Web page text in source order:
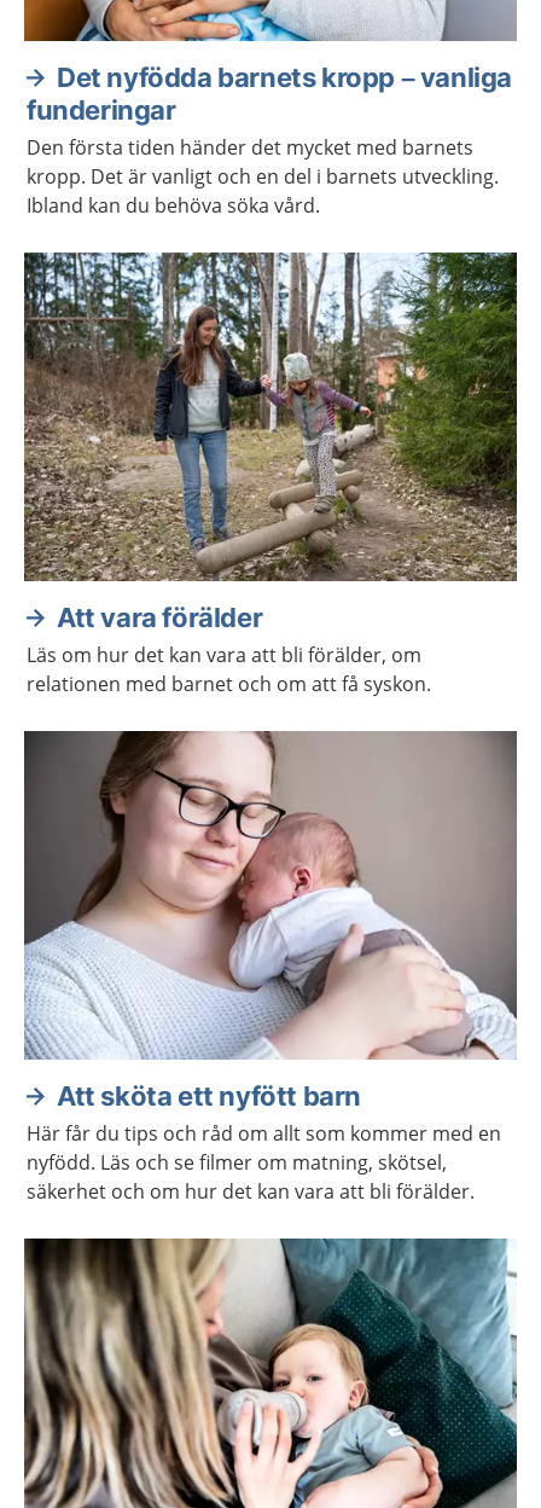
Det nyfödda barnets kropp – vanliga
funderingar
Den första tiden händer det mycket med barnets
kropp. Det är vanligt och en del i barnets utveckling.
Ibland kan du behöva söka vård.
Att vara förälder
Läs om hur det kan vara att bli förälder, om
relationen med barnet och om att få syskon.
Att sköta ett nyfött barn
Här får du tips och råd om allt som kommer med en
nyfödd. Läs och se filmer om matning, skötsel,
säkerhet och om hur det kan vara att bli förälder.